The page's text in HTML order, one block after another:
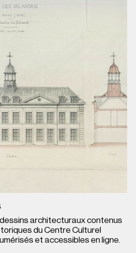
architecturaux contenus
du Centre Culturel
et accessibles en ligne.